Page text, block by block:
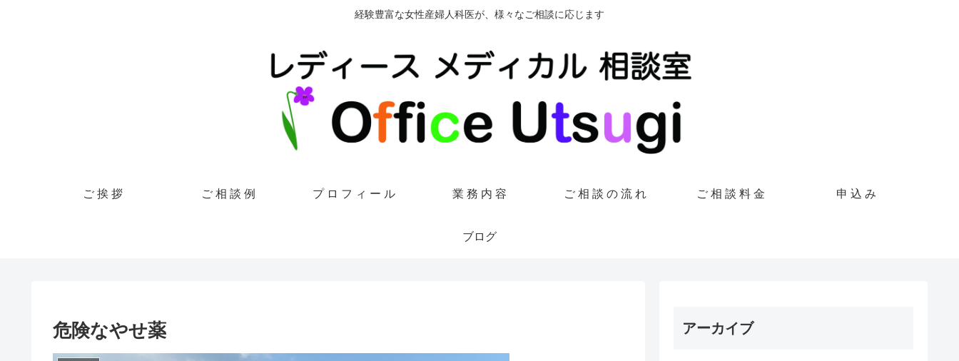
経験豊富な女性産婦人科医が、様々なご相談に応じます
ご 挨 拶 ご 相 談 例 プ ロ フ ィ ー ル 業 務 内 容 ご 相 談 の 流 れ ご 相 談 料 金 申 込 み
ブログ
危険なやせ薬 アーカイブ